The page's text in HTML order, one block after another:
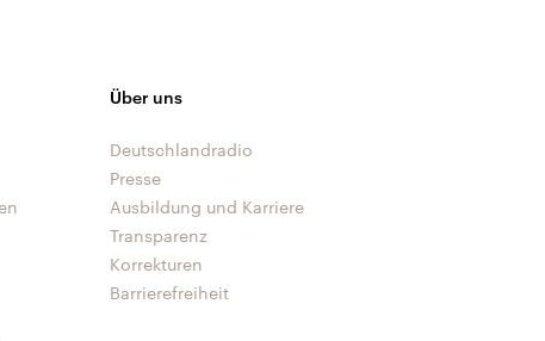
Über uns
Deutschlandradio
Presse
Ausbildung und Karriere
Transparenz
Korrekturen
Barrierefreiheit